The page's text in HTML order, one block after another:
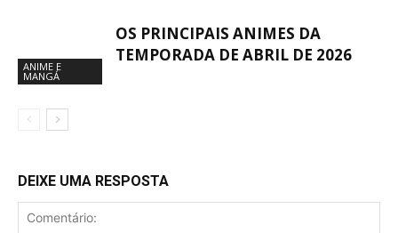
ANIME E
MANGÁ
OS PRINCIPAIS ANIMES DA
TEMPORADA DE ABRIL DE 2026
DEIXE UMA RESPOSTA